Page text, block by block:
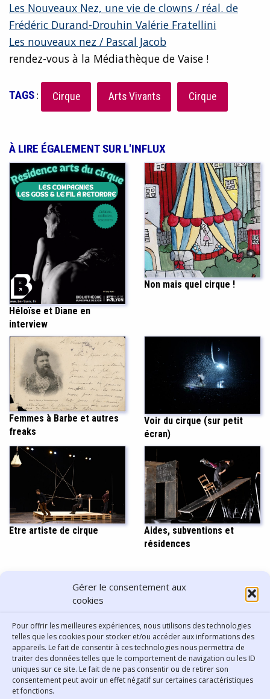
Gérer le consentement aux
cookies
Pour offrir les meilleures expériences, nous utilisons des technologies
telles que les cookies pour stocker et/ou accéder aux informations des
appareils. Le fait de consentir à ces technologies nous permettra de
traiter des données telles que le comportement de navigation ou les ID
uniques sur ce site. Le fait de ne pas consentir ou de retirer son
consentement peut avoir un effet négatif sur certaines caractéristiques
et fonctions.
Les Nouveaux Nez, une vie de clowns / réal. de
Frédéric Durand-Drouhin Valérie Fratellini
Les nouveaux nez / Pascal Jacob
rendez-vous à la Médiathèque de Vaise !
TAGS: Cirque Arts Vivants Cirque
À LIRE ÉGALEMENT SUR L'INFLUX
Héloïse et Diane en
interview
Non mais quel cirque !
Femmes à Barbe et autres
freaks
Voir du cirque (sur petit
écran)
Etre artiste de cirque
Aides, subventions et
résidences
PARTAGER CET ARTICLE